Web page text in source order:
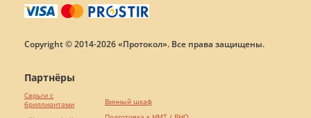
Copyright © 2014-2026 «Протокол». Все права защищены.
Партнёры
Серьги с
бриллиантами
Винный шкаф